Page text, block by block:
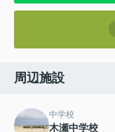
周辺施設
中学校
木瀬中学校